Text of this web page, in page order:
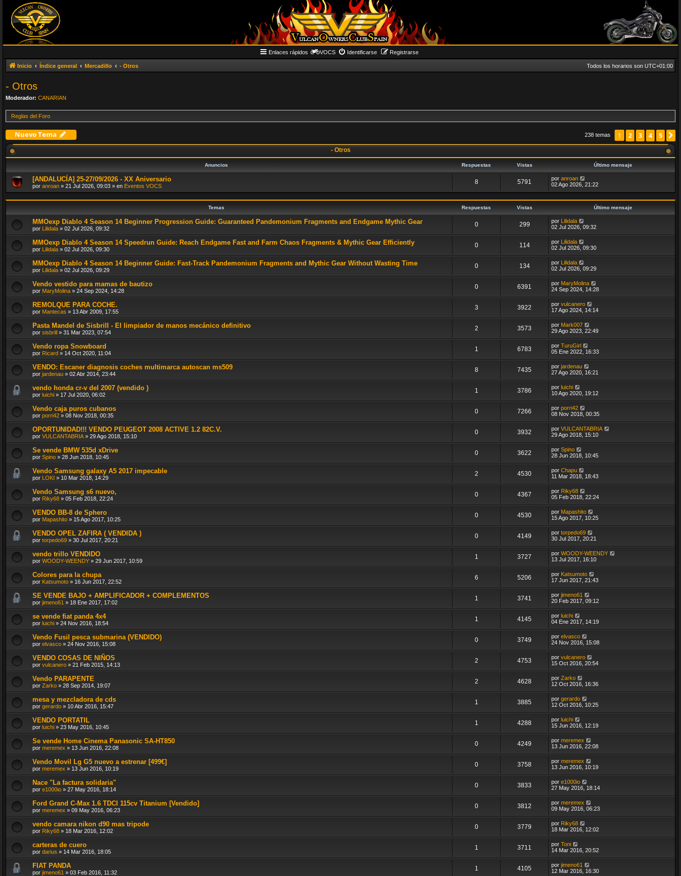
Enlaces rápidos VOCS Identificarse Registrarse
Inicio Índice general Mercadillo - Otros Todos los horarios son UTC+01:00
- Otros
Moderador: CANARIAN
Reglas del Foro
Nuevo Tema 238 temas 1 2 3 4 5
- Otros
Anuncios Respuestas Vistas Último mensaje
[ANDALUCÍA] 25-27/09/2026 - XX Aniversario
por anroan » 21 Jul 2026, 09:03 » en Eventos VOCS
8 5791 por anroan
02 Ago 2026, 21:22
Temas Respuestas Vistas Último mensaje
MMOexp Diablo 4 Season 14 Beginner Progression Guide: Guaranteed Pandemonium Fragments and Endgame Mythic Gear
por Lilidala » 02 Jul 2026, 09:32
0 299 por Lilidala
02 Jul 2026, 09:32
MMOexp Diablo 4 Season 14 Speedrun Guide: Reach Endgame Fast and Farm Chaos Fragments & Mythic Gear Efficiently
por Lilidala » 02 Jul 2026, 09:30
0 114 por Lilidala
02 Jul 2026, 09:30
MMOexp Diablo 4 Season 14 Beginner Guide: Fast-Track Pandemonium Fragments and Mythic Gear Without Wasting Time
por Lilidala » 02 Jul 2026, 09:29
0 134 por Lilidala
02 Jul 2026, 09:29
Vendo vestido para mamas de bautizo
por MaryMolina » 24 Sep 2024, 14:28
0 6391 por MaryMolina
24 Sep 2024, 14:28
REMOLQUE PARA COCHE.
por Mantecas » 13 Abr 2009, 17:55
3 3922 por vulcanero
17 Ago 2024, 14:14
Pasta Mandel de Sisbrill - El limpiador de manos mecánico definitivo
por sisbrill » 31 Mar 2023, 07:54
2 3573 por Mark007
29 Ago 2023, 22:49
Vendo ropa Snowboard
por Ricard » 14 Oct 2020, 11:04
1 6783 por TuruGirl
05 Ene 2022, 16:33
VENDO: Escaner diagnosis coches multimarca autoscan ms509
por jardenau » 02 Abr 2014, 23:44
8 7435 por jardenau
27 Ago 2020, 16:21
vendo honda cr-v del 2007 (vendido )
por luichi » 17 Jul 2020, 06:02
1 3786 por luichi
10 Ago 2020, 19:12
Vendo caja puros cubanos
por porri42 » 08 Nov 2018, 00:35
0 7266 por porri42
08 Nov 2018, 00:35
OPORTUNIDAD!!! VENDO PEUGEOT 2008 ACTIVE 1.2 82C.V.
por VULCANTABRIA » 29 Ago 2018, 15:10
0 3932 por VULCANTABRIA
29 Ago 2018, 15:10
Se vende BMW 535d xDrive
por Spino » 28 Jun 2018, 10:45
0 3622 por Spino
28 Jun 2018, 10:45
Vendo Samsung galaxy A5 2017 impecable
por LOKI » 10 Mar 2018, 14:29
2 4530 por Chapu
11 Mar 2018, 18:43
Vendo Samsung s6 nuevo,
por Riky68 » 05 Feb 2018, 22:24
0 4367 por Riky68
05 Feb 2018, 22:24
VENDO BB-8 de Sphero
por Mapashito » 15 Ago 2017, 10:25
0 4530 por Mapashito
15 Ago 2017, 10:25
VENDO OPEL ZAFIRA ( VENDIDA )
por torpedo69 » 30 Jul 2017, 20:21
0 4149 por torpedo69
30 Jul 2017, 20:21
vendo trillo VENDIDO
por WOODY-WEENDY » 29 Jun 2017, 10:59
1 3727 por WOODY-WEENDY
13 Jul 2017, 16:10
Colores para la chupa
por Katsumoto » 16 Jun 2017, 22:52
6 5206 por Katsumoto
17 Jun 2017, 21:43
SE VENDE BAJO + AMPLIFICADOR + COMPLEMENTOS
por jimeno61 » 18 Ene 2017, 17:02
1 3741 por jimeno61
20 Feb 2017, 09:12
se vende fiat panda 4x4
por luichi » 24 Nov 2016, 18:54
1 4145 por luichi
04 Ene 2017, 14:19
Vendo Fusil pesca submarina (VENDIDO)
por elvasco » 24 Nov 2016, 15:08
0 3749 por elvasco
24 Nov 2016, 15:08
VENDO COSAS DE NIÑOS
por vulcanero » 21 Feb 2015, 14:13
2 4753 por vulcanero
15 Oct 2016, 20:54
Vendo PARAPENTE
por Zarko » 28 Sep 2014, 19:07
2 4628 por Zarko
12 Oct 2016, 16:36
mesa y mezcladora de cds
por gerardo » 10 Abr 2016, 15:47
1 3885 por gerardo
12 Oct 2016, 10:25
VENDO PORTATIL
por luichi » 23 May 2016, 10:45
1 4288 por luichi
15 Jun 2016, 12:19
Se vende Home Cinema Panasonic SA-HT850
por meremex » 13 Jun 2016, 22:08
0 4249 por meremex
13 Jun 2016, 22:08
Vendo Movil Lg G5 nuevo a estrenar [499€]
por meremex » 13 Jun 2016, 10:19
0 3758 por meremex
13 Jun 2016, 10:19
Nace "La factura solidaria"
por e1000io » 27 May 2016, 18:14
0 3833 por e1000io
27 May 2016, 18:14
Ford Grand C-Max 1.6 TDCI 115cv Titanium [Vendido]
por meremex » 09 May 2016, 06:23
0 3812 por meremex
09 May 2016, 06:23
vendo camara nikon d90 mas tripode
por Riky68 » 18 Mar 2016, 12:02
0 3779 por Riky68
18 Mar 2016, 12:02
carteras de cuero
por darius » 14 Mar 2016, 18:05
1 3711 por Toni
14 Mar 2016, 20:52
FIAT PANDA
por jimeno61 » 03 Feb 2016, 11:32
1 4105 por jimeno61
12 Mar 2016, 16:30